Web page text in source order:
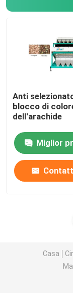
Anti
blocco di
dell'arachide
Miglior
Casa